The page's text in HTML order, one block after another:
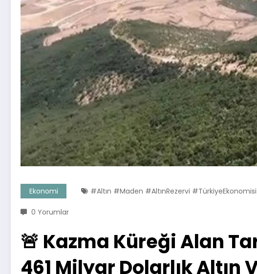
Ekonomi #Altın #Maden #AltınRezervi
0 Yorumlar
🚨 Kazma Küreği Alan
461 Milyar Dolarlık Altın